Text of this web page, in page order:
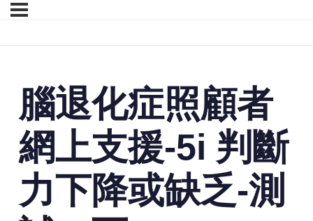
腦退化症照顧者
網上支援-5i 判斷
力下降或缺乏-測